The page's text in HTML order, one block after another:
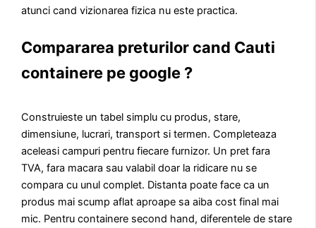
atunci cand vizionarea fizica nu este practica.
Compararea preturilor cand Cauti
containere pe google ?
Construieste un tabel simplu cu produs, stare,
dimensiune, lucrari, transport si termen. Completeaza
aceleasi campuri pentru fiecare furnizor. Un pret fara
TVA, fara macara sau valabil doar la ridicare nu se
compara cu unul complet. Distanta poate face ca un
produs mai scump aflat aproape sa aiba cost final mai
mic. Pentru containere second hand, diferentele de stare